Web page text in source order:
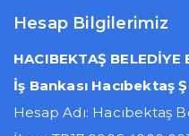
Hesap Bilgilerimiz
HACIBEKTAŞ BELEDİYE
İş Bankası Hacıbektaş
Hesap Adı: Hacıbektaş